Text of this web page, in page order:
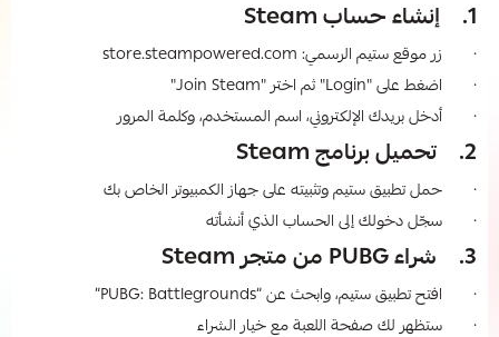
1. إنشاء حساب Steam
· زر موقع ستيم الرسمي: store.steampowered.com
· اضغط على "Login" ثم اختر "Join Steam"
· أدخل بريدك الإلكتروني، اسم المستخدم، وكلمة المرور
2. تحميل برنامج Steam
· حمل تطبيق ستيم وتثبيته على جهاز الكمبيوتر الخاص بك
· سجّل دخولك إلى الحساب الذي أنشأته
3. شراء PUBG من متجر Steam
· افتح تطبيق ستيم، وابحث عن “PUBG: Battlegrounds”
· ستظهر لك صفحة اللعبة مع خيار الشراء